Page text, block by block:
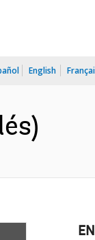
English